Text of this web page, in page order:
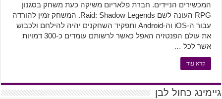
המכשירים הניידים. חברת פלאריום משיקה כעת משחק בסגנון
RPG העונה לשם Raid: Shadow Legends. המשחק זמין להורדה
עבור ה-iOS וה-Android ותפקיד השחקנים יהיה להילחם ולכבוש
את עולם הפנטזיה האפל כאשר לרשותם עומדים כ-300 דמויות
אשר לכל …
קרא עוד
גיימינג כחול לבן